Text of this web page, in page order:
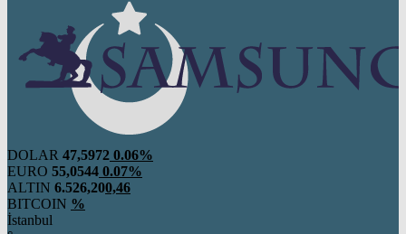
DOLAR 47,5972 0.06%
EURO 55,0544 0.07%
ALTIN 6.526,200,46
BITCOIN %
İstanbul